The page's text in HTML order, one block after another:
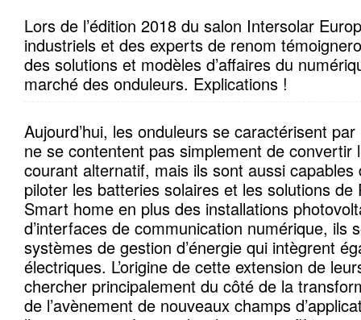
Lors de l’édition 2018 du salon Intersolar
industriels et des experts de renom
des solutions et modèles d’affaires du
marché des onduleurs. Explications !
Aujourd’hui, les onduleurs se caractérisent
ne se contentent pas simplement de convertir
courant alternatif, mais ils sont aussi capables
piloter les batteries solaires et les solutions de
Smart home en plus des installations
d’interfaces de communication numérique, ils
systèmes de gestion d’énergie qui intègrent
électriques. L’origine de cette extension de
chercher principalement du côté de la
de l’avènement de nouveaux champs